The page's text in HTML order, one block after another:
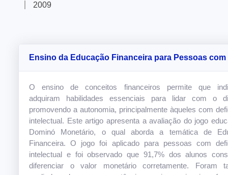
2009
Ensino da Educação Financeira para Pessoas com
O ensino de conceitos financeiros permite que
adquiram habilidades essenciais para lidar com o
promovendo a autonomia, principalmente àqueles com
intelectual. Este artigo apresenta a avaliação do jogo
Dominó Monetário, o qual aborda a temática de
Financeira. O jogo foi aplicado para pessoas com
intelectual e foi observado que 91,7% dos alunos
diferenciar o valor monetário corretamente. Foram